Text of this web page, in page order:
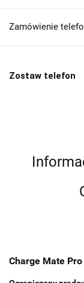
Zamówienie
Zostaw telefon
Charge Mate